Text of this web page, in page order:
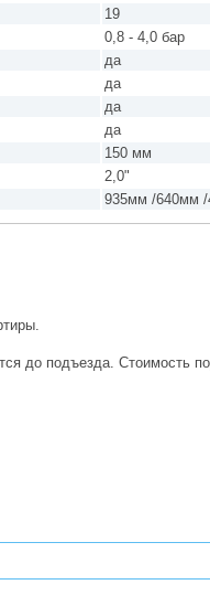
19
0,8 - 4,0 бар
да
да
да
да
150 мм
2,0"
935мм /640мм /
до подъезда. Стоимость